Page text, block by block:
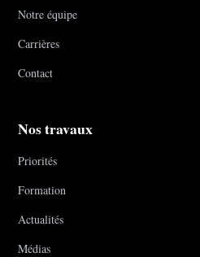
Notre équipe
Carrières
Contact
Nos travaux
Priorités
Formation
Actualités
Médias